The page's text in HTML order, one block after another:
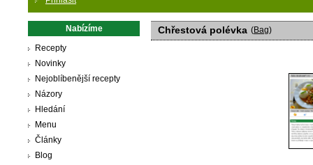
Nabízíme
Recepty
Novinky
Nejoblíbenější recepty
Názory
Hledání
Menu
Články
Blog
Chřestová polévka (Bag)